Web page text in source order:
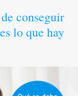
conseguir
lo que hay